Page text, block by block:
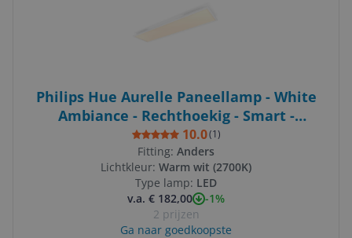
Philips Hue Aurelle Paneellamp - White
Ambiance - Rechthoekig - Smart -
Bluetooth
10.0(1)
Fitting: Anders
Lichtkleur: Warm wit (2700K)
Type lamp: LED
v.a. € 182,00
-1%
2 prijzen
Ga naar goedkoopste